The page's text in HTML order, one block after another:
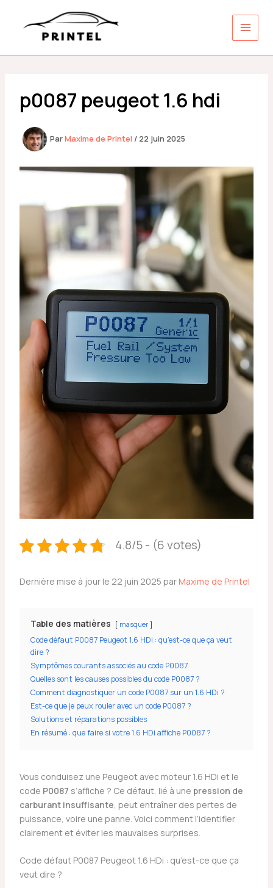
p0087 peugeot 1.6 hdi
ParMaxime de Printel / 22 juin 2025
4.8/5 - (6 votes)
Dernière mise à jour le 22 juin 2025 parMaxime de Printel
Table des matières masquer
Code défaut P0087 Peugeot 1.6 HDi : qu’est-ce que ça veut
dire ?
Symptômes courants associés au code P0087
Quelles sont les causes possibles du code P0087 ?
Comment diagnostiquer un code P0087 sur un 1.6 HDi ?
Est-ce que je peux rouler avec un code P0087 ?
Solutions et réparations possibles
En résumé : que faire si votre 1.6 HDi affiche P0087 ?
Vous conduisez une Peugeot avec moteur 1.6 HDi et le
code P0087 s’affiche ? Ce défaut, lié à une pression de
carburant insuffisante, peut entraîner des pertes de
puissance, voire une panne. Voici comment l’identifier
clairement et éviter les mauvaises surprises.
Code défaut P0087 Peugeot 1.6 HDi : qu’est-ce que ça
veut dire ?